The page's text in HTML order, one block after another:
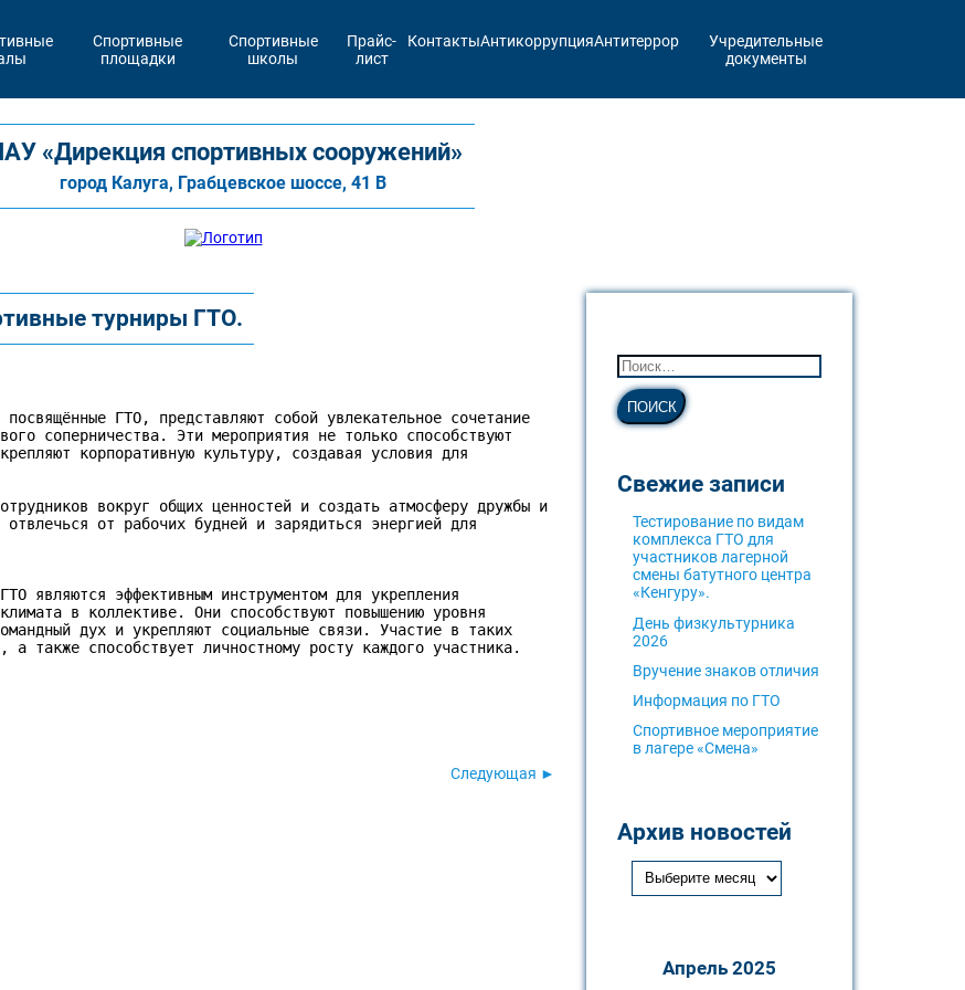
Спортивные
площадки
Спортивные
школы
Прайс-
лист
КонтактыАнтикоррупцияАнтитеррор
Учредительные
документы
«Дирекция спортивных сооружений»
город Калуга, Грабцевское шоссе, 41 В
турниры ГТО.
ГТО, представляют собой увлекательное сочетание
соперничества. Эти мероприятия не только способствуют
корпоративную культуру, создавая условия для
вокруг общих ценностей и создать атмосферу дружбы и
от рабочих будней и зарядиться энергией для
являются эффективным инструментом для укрепления
в коллективе. Они способствуют повышению уровня
дух и укрепляют социальные связи. Участие в таких
а также способствует личностному росту каждого участника.
Следующая ►
Свежие записи
Тестирование по видам
комплекса ГТО для
участников лагерной
смены батутного центра
«Кенгуру».
День физкультурника
2026
Вручение знаков отличия
Информация по ГТО
Спортивное мероприятие
в лагере «Смена»
Архив новостей
Апрель 2025